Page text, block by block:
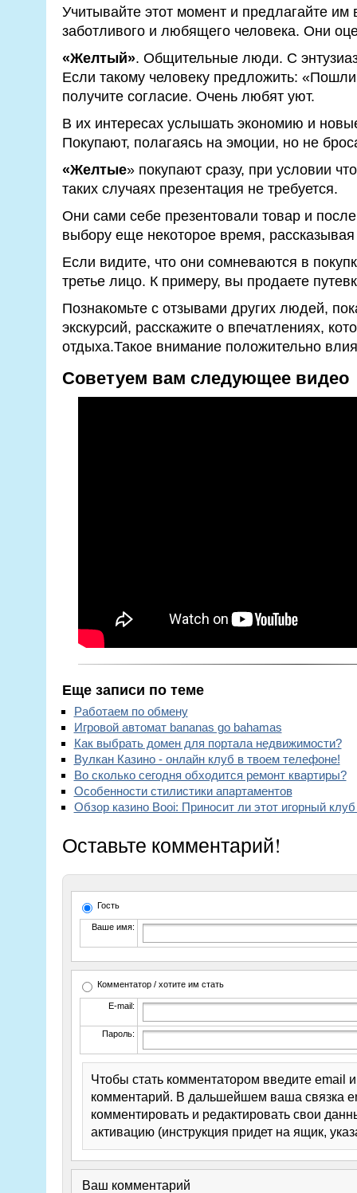
Учитывайте этот момент и предлагайте им
заботливого и любящего человека. Они
«Желтый». Общительные люди. С
Если такому человеку предложить: «Пошли
получите согласие. Очень любят уют.
В их интересах услышать экономию и
Покупают, полагаясь на эмоции, но не
«Желтые» покупают сразу, при условии
таких случаях презентация не требуется.
Они сами себе презентовали товар и
выбору еще некоторое время,
Если видите, что они сомневаются в
третье лицо. К примеру, вы продаете
Познакомьте с отзывами других людей,
экскурсий, расскажите о впечатлениях,
отдыха.Такое внимание положительно
Советуем вам следующее видео
Еще записи по теме
Работаем по обмену
Игровой автомат bananas go bahamas
Как выбрать домен для портала недвижимости?
Вулкан Казино - онлайн клуб в твоем телефоне!
Во сколько сегодня обходится ремонт квартиры?
Особенности стилистики апартаментов
Обзор казино Booi: Приносит ли этот игорный
Оставьте комментарий!
Гость
Ваше имя:
Комментатор / хотите им стать
E-mail:
Пароль:
Чтобы стать комментатором введите email
комментарий. В дальшейшем ваша связка
комментировать и редактировать свои
активацию (инструкция придет на ящик,
Ваш комментарий